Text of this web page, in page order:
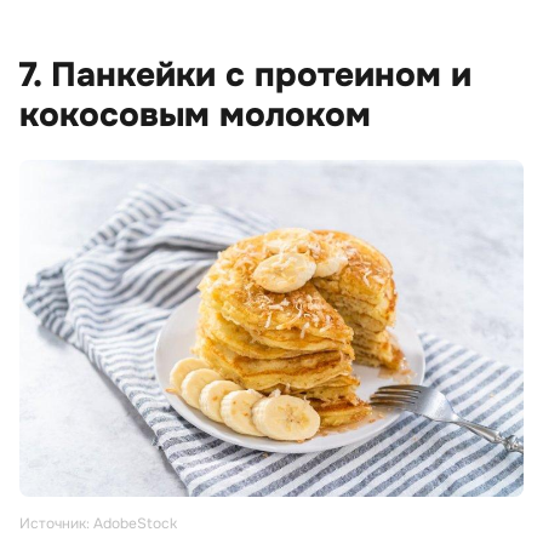
7. Панкейки с протеином и
кокосовым молоком
Источник: AdobeStock